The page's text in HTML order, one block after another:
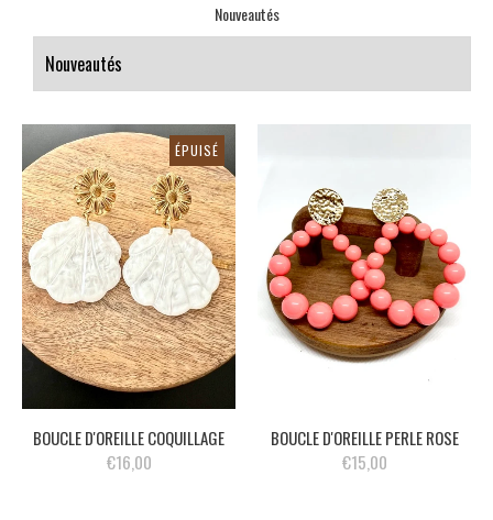
Nouveautés
ÉPUISÉ
BOUCLE D'OREILLE COQUILLAGE
€16,00
BOUCLE D'OREILLE PERLE ROSE
€15,00